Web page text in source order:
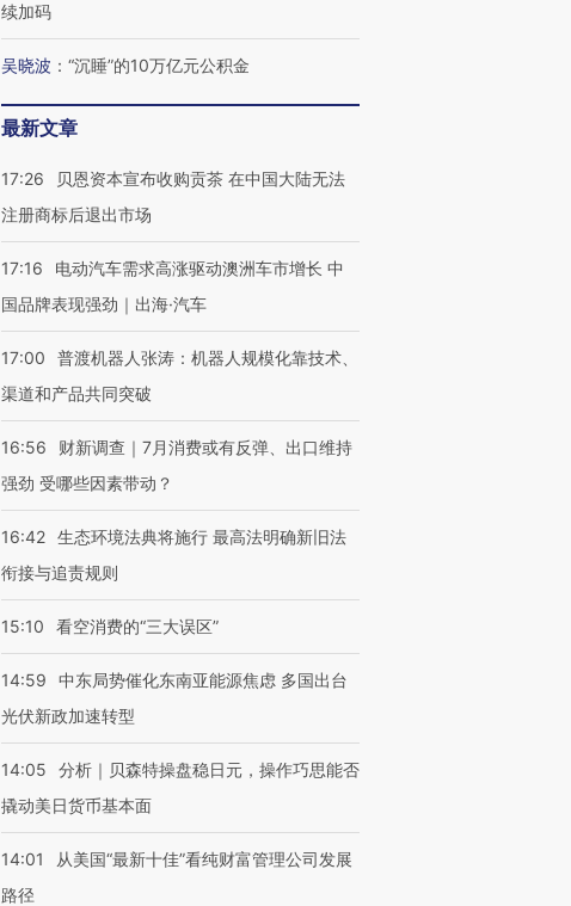
续加码
吴晓波 ： “沉睡”的10万亿元公积金
最新文章
17:26
贝恩资本宣布收购贡茶 在中国大陆无法
注册商标后退出市场
17:16
电动汽车需求高涨驱动澳洲车市增长 中
国品牌表现强劲｜出海·汽车
17:00
普渡机器人张涛：机器人规模化靠技术、
渠道和产品共同突破
16:56
财新调查｜7月消费或有反弹、出口维持
强劲 受哪些因素带动？
16:42 生态环境法典将施行 最高法明确新旧法
衔接与追责规则
15:10 看空消费的“三大误区”
14:59
中东局势催化东南亚能源焦虑 多国出台
光伏新政加速转型
14:05
分析｜贝森特操盘稳日元，操作巧思能否
撬动美日货币基本面
14:01
从美国“最新十佳”看纯财富管理公司发展
路径